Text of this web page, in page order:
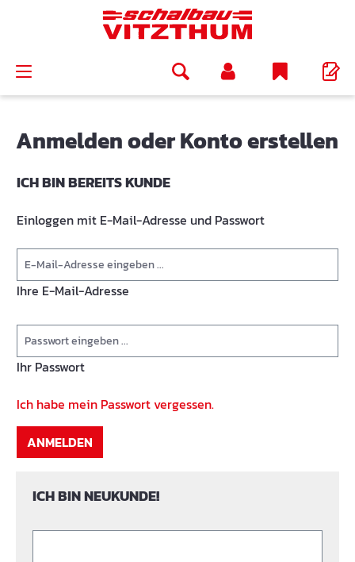
Anmelden oder Konto erstellen
ICH BIN BEREITS KUNDE
Einloggen mit E-Mail-Adresse und Passwort
Ihre E-Mail-Adresse
Ihr Passwort
Ich habe mein Passwort vergessen.
ANMELDEN
ICH BIN NEUKUNDE!